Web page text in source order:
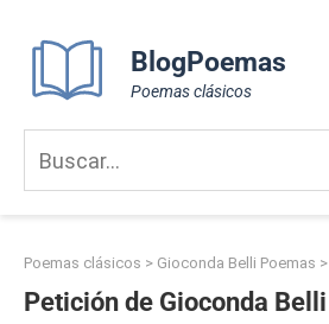
content
BlogPoemas
Poemas clásicos
Poemas clásicos > Gioconda Belli Poemas >
Petición de Gioconda Belli